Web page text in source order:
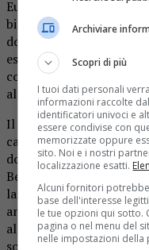
Euforia, ma non troppo
biellese è decisamente
domenica scorsa in casa
esuberanza non ha
concentrazione e la
allenamenti in vista del
Il prossimo incontro –
campionato di serie B –
domani allo stadio di via
Bergamo 1950 (calcio
la prima volta sul
anni militava nella serie
al termine dell’ultima
società giallorossa c’è
Archiviare
Scopri di più
I tuoi dati personali
informazioni raccolte
identificatori univoci e
essere condivise con
memorizzate oppure
sito. Noi e i nostri
localizzazione esatti.
Alcuni fornitori
base dell'interesse
le tue opzioni qui sotto.
pagina o nel menu del
nelle impostazioni della